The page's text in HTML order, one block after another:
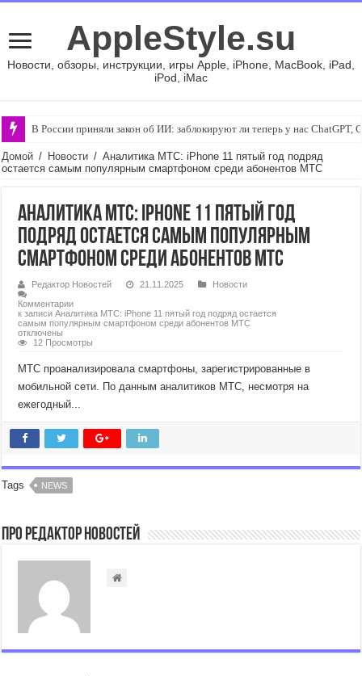
AppleStyle.su
Новости, обзоры, инструкции, игры Apple, iPhone, MacBook, iPad,
iPod, iMac
В России приняли закон об ИИ: заблокируют ли теперь у нас ChatGPT,
Домой / Новости / Аналитика МТС: iPhone 11 пятый год подряд
остается самым популярным смартфоном среди абонентов МТС
Аналитика МТС: iPhone 11 пятый год
подряд остается самым популярным
смартфоном среди абонентов МТС
Редактор Новостей 21.11.2025
Новости
Комментарии
к записи Аналитика МТС: iPhone 11 пятый год подряд остается
самым популярным смартфоном среди абонентов МТС
отключены
12 Просмотры
МТС проанализировала смартфоны, зарегистрированные в
мобильной сети. По данным аналитиков МТС, несмотря на
ежегодный...
Tags NEWS
Про Редактор Новостей